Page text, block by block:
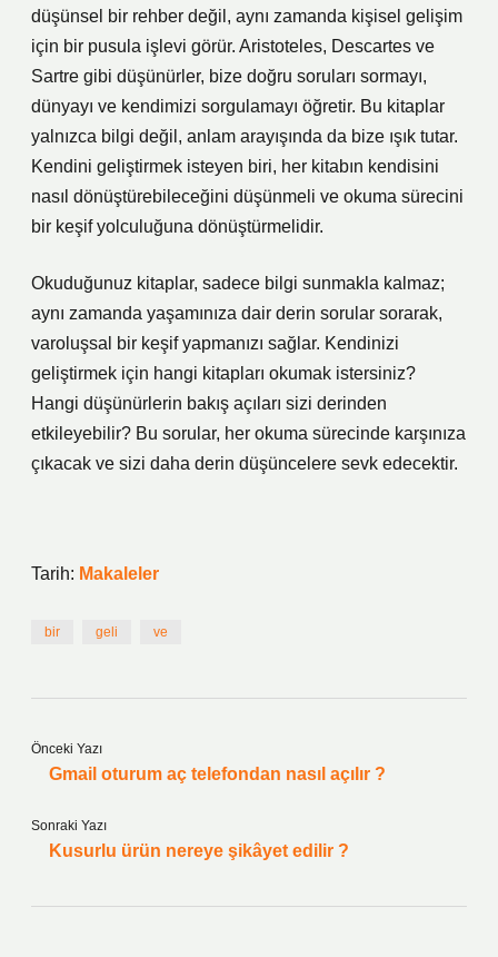
düşünsel bir rehber değil, aynı zamanda kişisel gelişim
için bir pusula işlevi görür. Aristoteles, Descartes ve
Sartre gibi düşünürler, bize doğru soruları sormayı,
dünyayı ve kendimizi sorgulamayı öğretir. Bu kitaplar
yalnızca bilgi değil, anlam arayışında da bize ışık tutar.
Kendini geliştirmek isteyen biri, her kitabın kendisini
nasıl dönüştürebileceğini düşünmeli ve okuma sürecini
bir keşif yolculuğuna dönüştürmelidir.
Okuduğunuz kitaplar, sadece bilgi sunmakla kalmaz;
aynı zamanda yaşamınıza dair derin sorular sorarak,
varoluşsal bir keşif yapmanızı sağlar. Kendinizi
geliştirmek için hangi kitapları okumak istersiniz?
Hangi düşünürlerin bakış açıları sizi derinden
etkileyebilir? Bu sorular, her okuma sürecinde karşınıza
çıkacak ve sizi daha derin düşüncelere sevk edecektir.
Tarih: Makaleler
bir geli ve
Önceki Yazı
Gmail oturum aç telefondan nasıl açılır ?
Sonraki Yazı
Kusurlu ürün nereye şikâyet edilir ?